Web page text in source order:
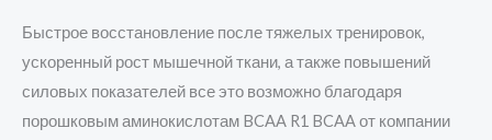
Быстрое восстановление после тяжелых тренировок,
ускоренный рост мышечной ткани, а также повышений
силовых показателей все это возможно благодаря
порошковым аминокислотам BCAA R1 BCAA от компании